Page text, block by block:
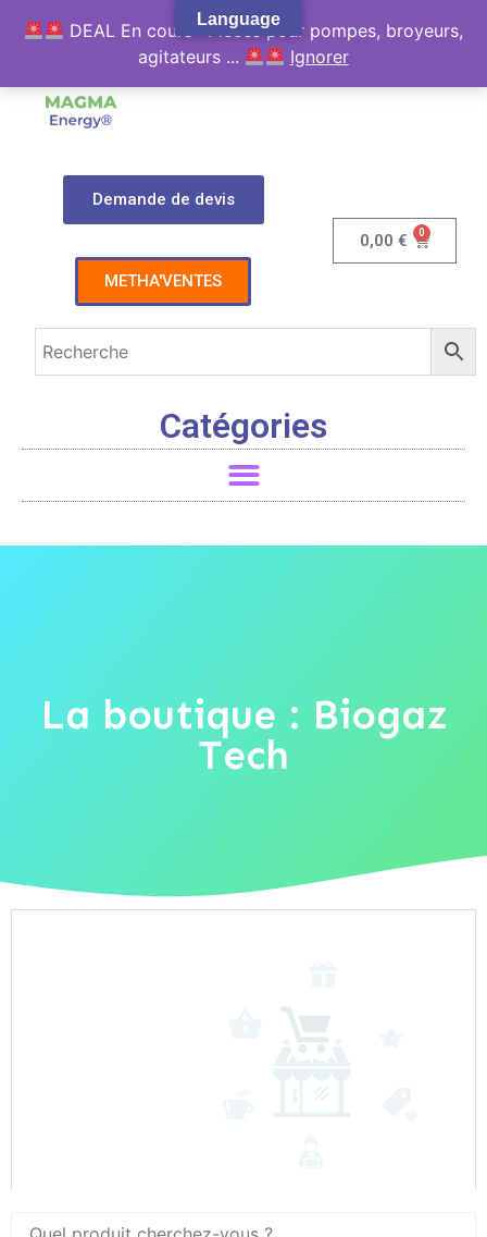
Demande de devis
METHA'VENTES
0,00€ 0
Catégories
La boutique : Biogaz
Tech
Language
DEAL En cours : Pièces pour pompes, broyeurs,
agitateurs ...
Ignorer